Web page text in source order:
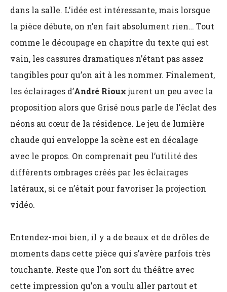
dans la salle. L’idée est intéressante, mais lorsque
la pièce débute, on n’en fait absolument rien… Tout
comme le découpage en chapitre du texte qui est
vain, les cassures dramatiques n’étant pas assez
tangibles pour qu’on ait à les nommer. Finalement,
les éclairages d’André Riouxjurent un peu avec la
proposition alors que Grisé nous parle de l’éclat des
néons au cœur de la résidence. Le jeu de lumière
chaude qui enveloppe la scène est en décalage
avec le propos. On comprenait peu l’utilité des
différents ombrages créés par les éclairages
latéraux, si ce n’était pour favoriser la projection
vidéo.
Entendez-moi bien, il y a de beaux et de drôles de
moments dans cette pièce qui s’avère parfois très
touchante. Reste que l’on sort du théâtre avec
cette impression qu’on a voulu aller partout et